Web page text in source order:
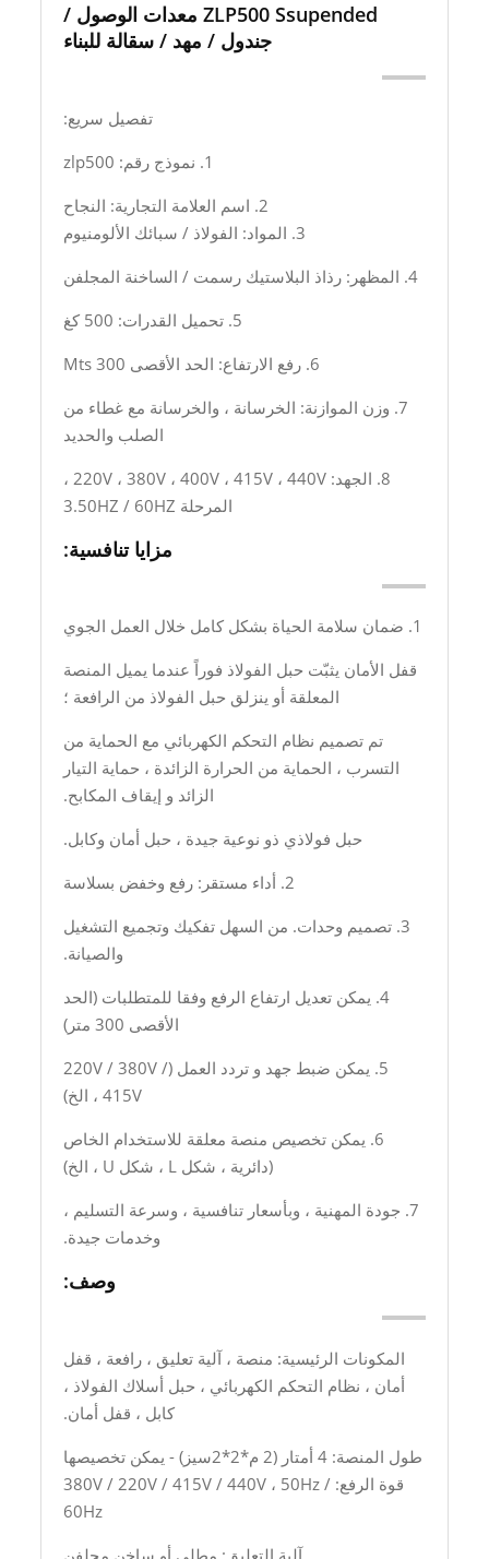
ZLP500 Ssupended معدات الوصول /
جندول / مهد / سقالة للبناء
تفصيل سريع:
1. نموذج رقم: zlp500
2. اسم العلامة التجارية: النجاح
3. المواد: الفولاذ / سبائك الألومنيوم
4. المظهر: رذاذ البلاستيك رسمت / الساخنة المجلفن
5. تحميل القدرات: 500 كغ
6. رفع الارتفاع: الحد الأقصى 300 Mts
7. وزن الموازنة: الخرسانة ، والخرسانة مع غطاء من
الصلب والحديد
8. الجهد: 220V ، 380V ، 400V ، 415V ، 440V ،
المرحلة 3.50HZ / 60HZ
مزايا تنافسية:
1. ضمان سلامة الحياة بشكل كامل خلال العمل الجوي
قفل الأمان يثبّت حبل الفولاذ فوراً عندما يميل المنصة
المعلقة أو ينزلق حبل الفولاذ من الرافعة ؛
تم تصميم نظام التحكم الكهربائي مع الحماية من
التسرب ، الحماية من الحرارة الزائدة ، حماية التيار
الزائد و إيقاف المكابح.
حبل فولاذي ذو نوعية جيدة ، حبل أمان وكابل.
2. أداء مستقر: رفع وخفض بسلاسة
3. تصميم وحدات. من السهل تفكيك وتجميع التشغيل
والصيانة.
4. يمكن تعديل ارتفاع الرفع وفقا للمتطلبات (الحد
الأقصى 300 متر)
5. يمكن ضبط جهد و تردد العمل (220V / 380V /
415V ، الخ)
6. يمكن تخصيص منصة معلقة للاستخدام الخاص
(دائرية ، شكل L ، شكل U ، الخ)
7. جودة المهنية ، وبأسعار تنافسية ، وسرعة التسليم ،
وخدمات جيدة.
وصف:
المكونات الرئيسية: منصة ، آلية تعليق ، رافعة ، قفل
أمان ، نظام التحكم الكهربائي ، حبل أسلاك الفولاذ ،
كابل ، قفل أمان.
طول المنصة: 4 أمتار (2 م*2*2سيز) - يمكن تخصيصها
قوة الرفع: 380V / 220V / 415V / 440V ، 50Hz /
60Hz
آلية التعليق: مطلي أو ساخن مجلفن